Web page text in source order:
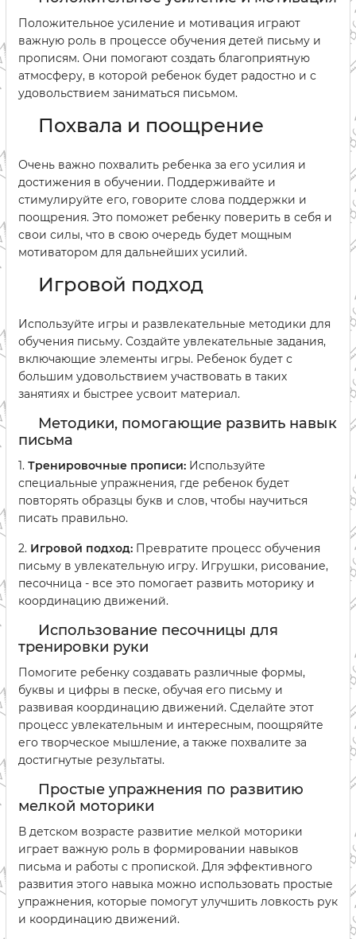
Положительное усиление и мотивация играют
важную роль в процессе обучения детей письму и
прописям. Они помогают создать благоприятную
атмосферу, в которой ребенок будет радостно и с
удовольствием заниматься письмом.
Похвала и поощрение
Очень важно похвалить ребенка за его усилия и
достижения в обучении. Поддерживайте и
стимулируйте его, говорите слова поддержки и
поощрения. Это поможет ребенку поверить в себя и
свои силы, что в свою очередь будет мощным
мотиватором для дальнейших усилий.
Игровой подход
Используйте игры и развлекательные методики для
обучения письму. Создайте увлекательные задания,
включающие элементы игры. Ребенок будет с
большим удовольствием участвовать в таких
занятиях и быстрее усвоит материал.
Методики, помогающие развить навык
письма
1. Тренировочные прописи: Используйте
специальные упражнения, где ребенок будет
повторять образцы букв и слов, чтобы научиться
писать правильно.
2. Игровой подход: Превратите процесс обучения
письму в увлекательную игру. Игрушки, рисование,
песочница - все это помогает развить моторику и
координацию движений.
Использование песочницы для
тренировки руки
Помогите ребенку создавать различные формы,
буквы и цифры в песке, обучая его письму и
развивая координацию движений. Сделайте этот
процесс увлекательным и интересным, поощряйте
его творческое мышление, а также похвалите за
достигнутые результаты.
Простые упражнения по развитию
мелкой моторики
В детском возрасте развитие мелкой моторики
играет важную роль в формировании навыков
письма и работы с пропиской. Для эффективного
развития этого навыка можно использовать простые
упражнения, которые помогут улучшить ловкость рук
и координацию движений.